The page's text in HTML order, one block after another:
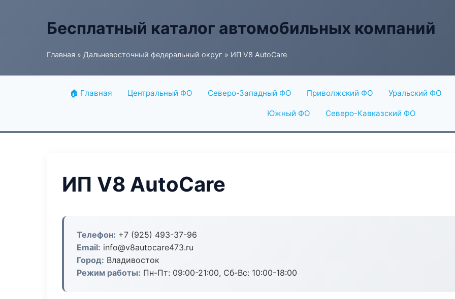
Бесплатный каталог автомобильных компаний
Главная » Дальневосточный федеральный округ » ИП V8 AutoCare
🏠 Главная Центральный ФО Северо-Западный ФО Приволжский ФО Уральский ФО
Южный ФО Северо-Кавказский ФО
ИП V8 AutoCare
Телефон: +7 (925) 493-37-96
Email: info@v8autocare473.ru
Город: Владивосток
Режим работы: Пн-Пт: 09:00-21:00, Сб-Вс: 10:00-18:00